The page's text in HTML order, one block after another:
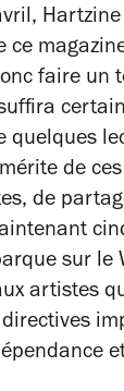
ce
faire un
quelques
de
de
sur le
artistes